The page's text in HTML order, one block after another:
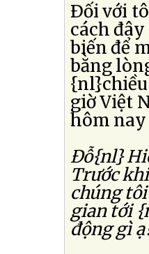
Ðối với
cách
biến để
bằng
{nl}chiều
giờ Việt
hôm nay
Ðỗ{nl}
Trước
chúng
gian tới
động gì